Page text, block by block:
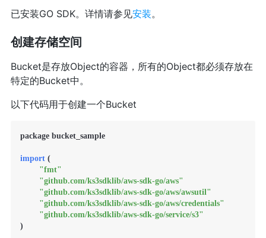
已安装GO SDK。详情请参见安装。
创建存储空间
Bucket是存放Object的容器，所有的Object都必须存放在
特定的Bucket中。
以下代码用于创建一个Bucket
package bucket_sample
import (
"fmt"
"github.com/ks3sdklib/aws-sdk-go/aws"
"github.com/ks3sdklib/aws-sdk-go/aws/awsutil"
"github.com/ks3sdklib/aws-sdk-go/aws/credentials"
"github.com/ks3sdklib/aws-sdk-go/service/s3"
)